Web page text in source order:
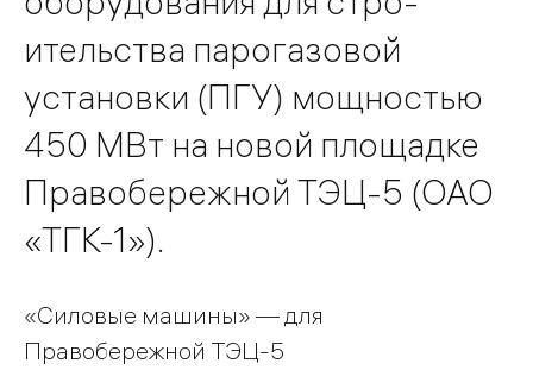
ительства парогазовой
установки (ПГУ) мощностью
450 МВт на новой площадке
Правобережной ТЭЦ-5 (ОАО
«ТГК-1»).
«Силовые машины» — для
Правобережной ТЭЦ-5